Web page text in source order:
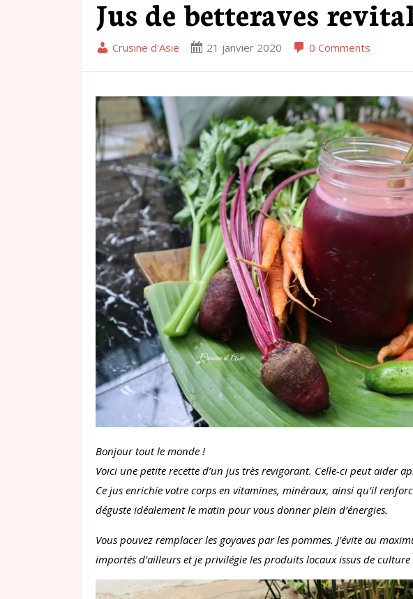
Jus de betteraves
Crusine d'Asie 21 janvier 2020 0 Comments
Bonjour tout le monde !
Voici une petite recette d’un jus très revigorant. Celle-ci peut aider
Ce jus enrichie votre corps en vitamines, minéraux, ainsi qu’il
déguste idéalement le matin pour vous donner plein d’énergies.
Vous pouvez remplacer les goyaves par les pommes. J’évite au
importés d’ailleurs et je privilégie les produits locaux issus de